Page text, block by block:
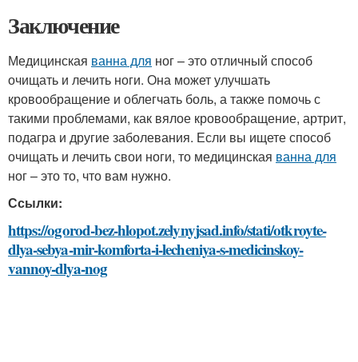
Заключение
Медицинская ванна для ног – это отличный способ
очищать и лечить ноги. Она может улучшать
кровообращение и облегчать боль, а также помочь с
такими проблемами, как вялое кровообращение, артрит,
подагра и другие заболевания. Если вы ищете способ
очищать и лечить свои ноги, то медицинская ванна для
ног – это то, что вам нужно.
Ссылки:
https://ogorod-bez-hlopot.zelynyjsad.info/stati/otkroyte-
dlya-sebya-mir-komforta-i-lecheniya-s-medicinskoy-
vannoy-dlya-nog